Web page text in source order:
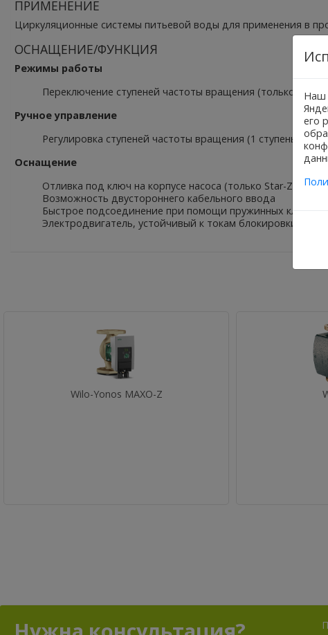
ПРИМЕНЕНИЕ
Циркуляционные системы питьевой воды для применения в
ОСНАЩЕНИЕ/ФУНКЦИЯ
Режимы работы
Переключение ступеней частоты вращения (только Star-
Ручное управление
Регулировка ступеней частоты вращения (1 ступень
Оснащение
Отливка под ключ на корпусе насоса (только Star-Z 25)
Возможность двустороннего кабельного ввода
Быстрое подсоединение при помощи пружинных клемм
Электродвигатель, устойчивый к токам блокировки
Wilo-Yonos MAXO-Z
Наш
его